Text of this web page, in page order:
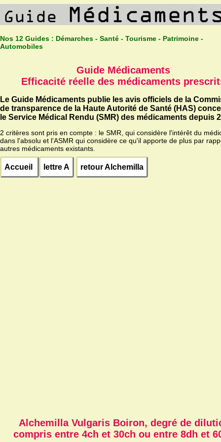
Nos 12 Guides : Démarches - Santé - Tourisme - Patrimoine -
Automobiles
Guide Médicaments
Efficacité réelle des médicaments
Le Guide Médicaments publie les avis officiels de la
de transparence de la Haute Autorité de Santé (HAS)
le Service Médical Rendu (SMR) des médicaments depuis
2 critères sont pris en compte : le SMR, qui considère l'intérêt du
dans l'absolu et l'ASMR qui considère ce qu'il apporte de plus par
autres médicaments existants.
Accueil lettre A retour Alchemilla
Alchemilla Vulgaris Boiron, degré de
compris entre 4ch et 30ch ou entre 8dh et